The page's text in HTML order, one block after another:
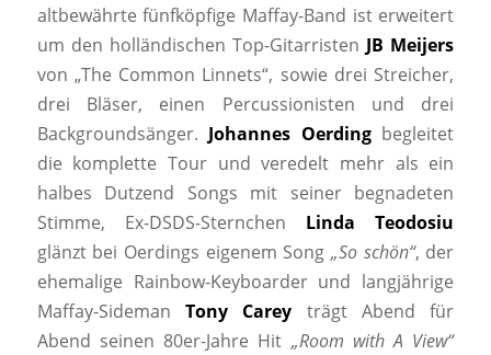
altbewährte fünfköpfige Maffay-Band ist erweitert
um den holländischen Top-Gitarristen JB Meijers
von „The Common Linnets“, sowie drei Streicher,
drei Bläser, einen Percussionisten und drei
Backgroundsänger. Johannes Oerdingbegleitet
die komplette Tour und veredelt mehr als ein
halbes Dutzend Songs mit seiner begnadeten
Stimme, Ex-DSDS-Sternchen Linda Teodosiu
glänzt bei Oerdings eigenem Song„So schön“, der
ehemalige Rainbow-Keyboarder und langjährige
Maffay-Sideman Tony Carey trägt Abend für
Abend seinen 80er-Jahre Hit „Room with A View“